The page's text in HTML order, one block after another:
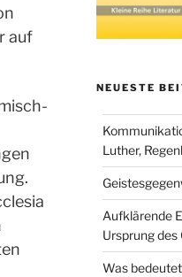
auf
NEUESTE
Luther,
Aufklärende
Ursprung
Was